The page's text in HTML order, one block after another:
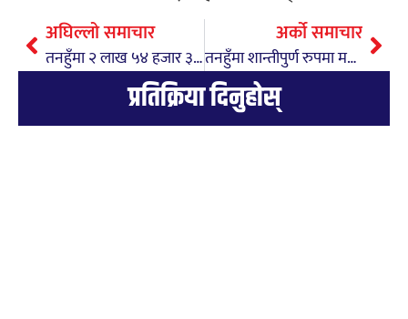
अघिल्लो समाचार
तनहुँमा २ लाख ५४ हजार ३९७ जना मतदाता र ३०९ मतदान केन्द्र
अर्को समाचार
तनहुँमा शान्तीपुर्ण रुपमा मतदान सम्पन्न, तनहूँ जिल्लाभर ५१.७४ प्रतिशत मतदान
प्रतिक्रिया दिनुहोस्